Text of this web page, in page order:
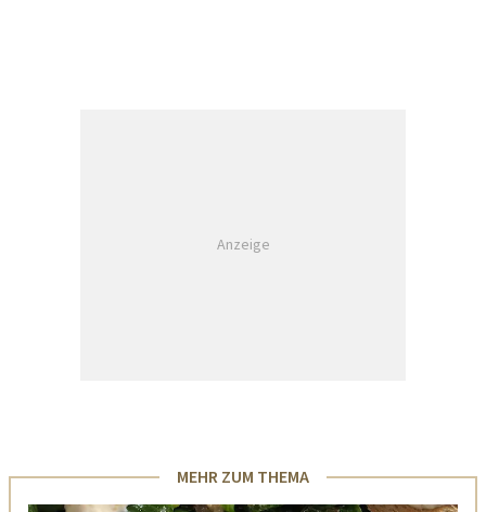
Anzeige
MEHR ZUM THEMA